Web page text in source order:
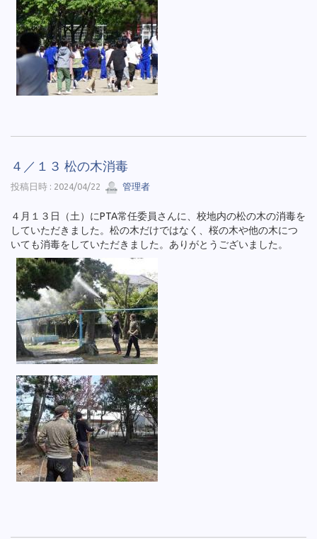
４／１３ 松の木消毒
投稿日時 : 2024/04/22 管理者
４月１３日（土）にPTA常任委員さんに、校地内の松の木の消毒を
していただきました。松の木だけではなく、桜の木や他の木につ
いても消毒をしていただきました。ありがとうございました。